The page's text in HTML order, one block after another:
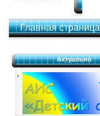
Главная страница
Актуально